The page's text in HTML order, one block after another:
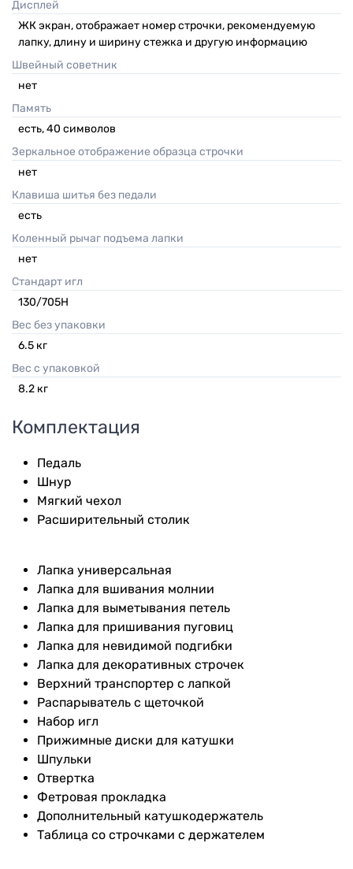
Дисплей
ЖК экран, отображает номер строчки, рекомендуемую
лапку, длину и ширину стежка и другую информацию
Швейный советник
нет
Память
есть, 40 символов
Зеркальное отображение образца строчки
нет
Клавиша шитья без педали
есть
Коленный рычаг подъема лапки
нет
Стандарт игл
130/705Н
Вес без упаковки
6.5 кг
Вес с упаковкой
8.2 кг
Комплектация
Педаль
Шнур
Мягкий чехол
Расширительный столик
Лапка универсальная
Лапка для вшивания молнии
Лапка для выметывания петель
Лапка для пришивания пуговиц
Лапка для невидимой подгибки
Лапка для декоративных строчек
Верхний транспортер с лапкой
Распарыватель с щеточкой
Набор игл
Прижимные диски для катушки
Шпульки
Отвертка
Фетровая прокладка
Дополнительный катушкодержатель
Таблица со строчками с держателем